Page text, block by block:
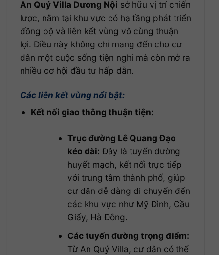
An Quý Villa Dương Nội sở hữu vị trí chiến
lược, nằm tại khu vực có hạ tầng phát triển
đồng bộ và liên kết vùng vô cùng thuận
lợi. Điều này không chỉ mang đến cho cư
dân một cuộc sống tiện nghi mà còn mở ra
nhiều cơ hội đầu tư hấp dẫn.
Các liên kết vùng nổi bật:
Kết nối giao thông thuận tiện:
Trục đường Lê Quang Đạo
kéo dài: Đây là tuyến đường
huyết mạch, kết nối trực tiếp
với trung tâm thành phố, giúp
cư dân dễ dàng di chuyển đến
các khu vực như Mỹ Đình, Cầu
Giấy, Hà Đông.
Các tuyến đường trọng điểm:
Từ An Quý Villa, cư dân có thể